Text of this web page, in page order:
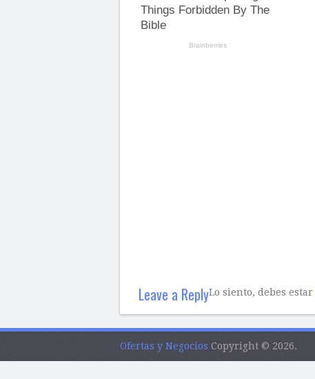
Leave a ReplyLo siento, debes estar
Ofertas y Negocios Copyright © 2026.